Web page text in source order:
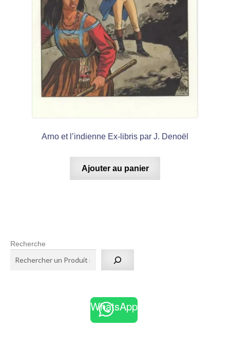
Arno et l’indienne Ex-libris par J. Denoël
Ajouter au panier
Recherche
WhatsApp